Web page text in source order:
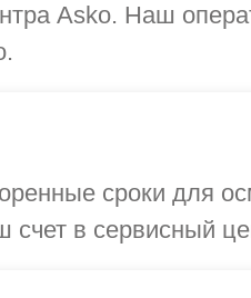
Asko. Наш
сроки для
в сервисный